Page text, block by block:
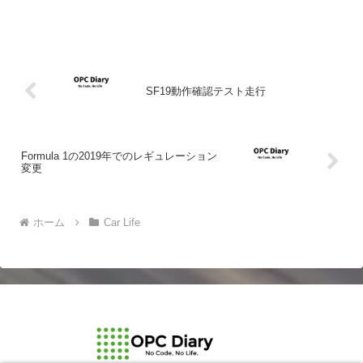
SF19動作確認テスト走行
Formula 1の2019年でのレギュレーション
変更
ホーム Car Life